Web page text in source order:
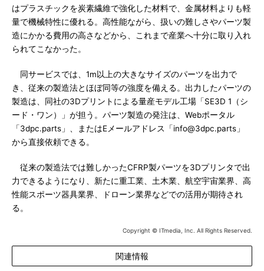
はプラスチックを炭素繊維で強化した材料で、金属材料よりも軽
量で機械特性に優れる。高性能ながら、扱いの難しさやパーツ製
造にかかる費用の高さなどから、これまで産業へ十分に取り入れ
られてこなかった。
同サービスでは、1m以上の大きなサイズのパーツを出力で
き、従来の製造法とほぼ同等の強度を備える。出力したパーツの
製造は、同社の3Dプリントによる量産モデル工場「SE3D 1（シ
ード・ワン）」が担う。パーツ製造の発注は、Webポータル
「3dpc.parts」、またはEメールアドレス「info@3dpc.parts」
から直接依頼できる。
従来の製造法では難しかったCFRP製パーツを3Dプリンタで出
力できるようになり、新たに重工業、土木業、航空宇宙業界、高
性能スポーツ器具業界、ドローン業界などでの活用が期待され
る。
Copyright © ITmedia, Inc. All Rights Reserved.
関連情報